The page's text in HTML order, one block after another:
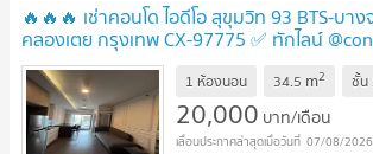
🔥🔥🔥 เช่าคอนโด ไอดีโอ สุขุมวิท 93 BTS-บาง
คลองเตย กรุงเทพ CX-97775 ✅ ทักไลน์
ตอบทันที ทีมงานมืออาชีพ ✅ 🔥🔥🔥
1 ห้องนอน 34.5 m2 ชั้น
20,000 บาท/เดือน
07/08/